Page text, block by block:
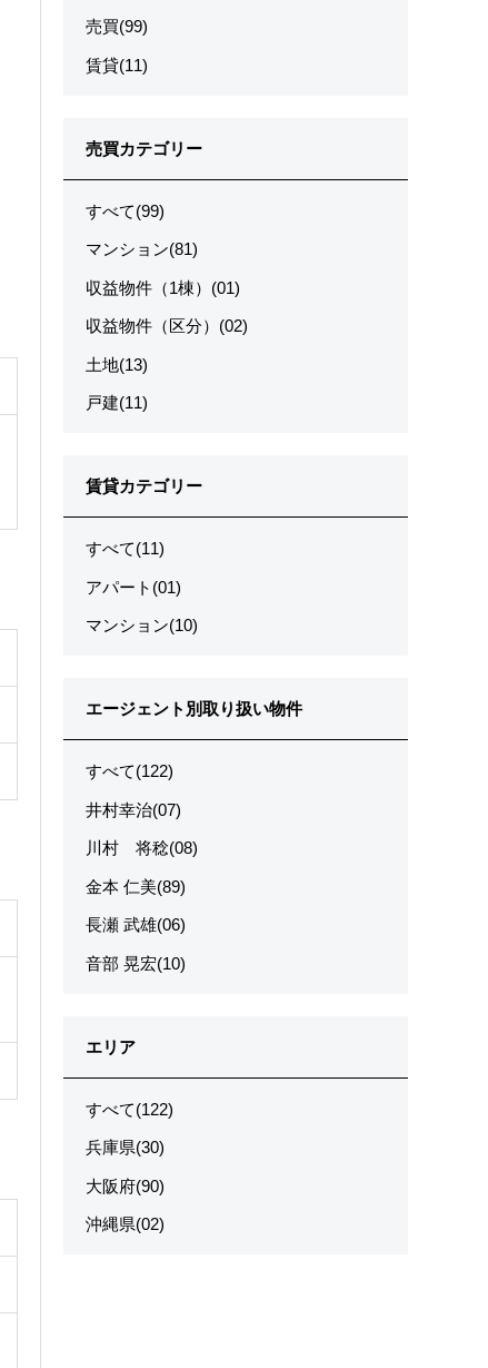
売買(99)
賃貸(11)
売買カテゴリー
すべて(99)
マンション(81)
収益物件（1棟）(01)
収益物件（区分）(02)
土地(13)
戸建(11)
賃貸カテゴリー
すべて(11)
アパート(01)
マンション(10)
エージェント別取り扱い物件
すべて(122)
井村幸治(07)
川村 将稔(08)
金本 仁美(89)
長瀬 武雄(06)
音部 晃宏(10)
エリア
すべて(122)
兵庫県(30)
大阪府(90)
沖縄県(02)